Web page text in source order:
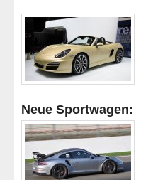
Neue Sportwagen: